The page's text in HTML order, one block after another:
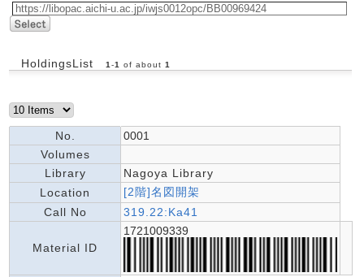
HoldingsList 1 -1 of about 1
No.
0001
Volumes
Library
Nagoya Library
Location
[2階]名図開架
Call No
319.22:Ka41
Material ID
1721009339